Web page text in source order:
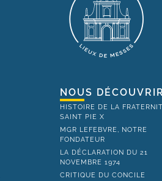
NOUS DÉCOUVRIR
HISTOIRE DE LA
SAINT PIE X
MGR LEFEBVRE, NOTRE
FONDATEUR
LA DÉCLARATION DU 21
NOVEMBRE 1974
CRITIQUE DU CONCILE